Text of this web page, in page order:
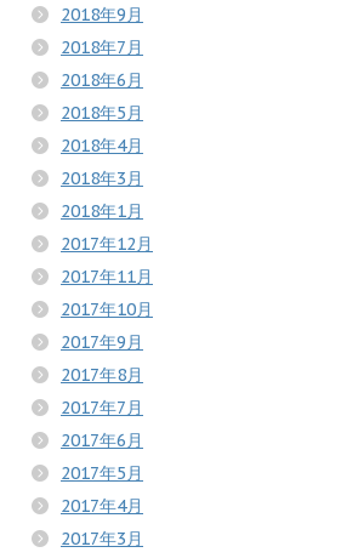
2018年9月
2018年7月
2018年6月
2018年5月
2018年4月
2018年3月
2018年1月
2017年12月
2017年11月
2017年10月
2017年9月
2017年8月
2017年7月
2017年6月
2017年5月
2017年4月
2017年3月